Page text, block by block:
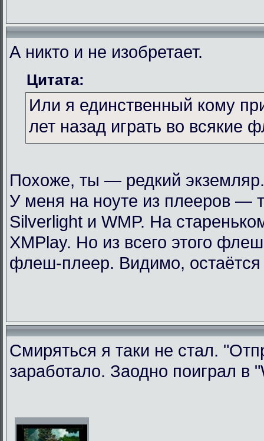
А никто и не изобретает.
Цитата:
Или я единственный кому
лет назад играть во всякие
Похоже, ты — редкий экземляр.
У меня на ноуте из плееров —
Silverlight и WMP. На
XMPlay. Но из всего этого
флеш-плеер. Видимо,
Смиряться я таки не стал.
заработало. Заодно поиграл в